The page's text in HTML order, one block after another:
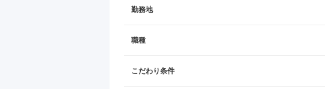
勤務地
職種
こだわり条件